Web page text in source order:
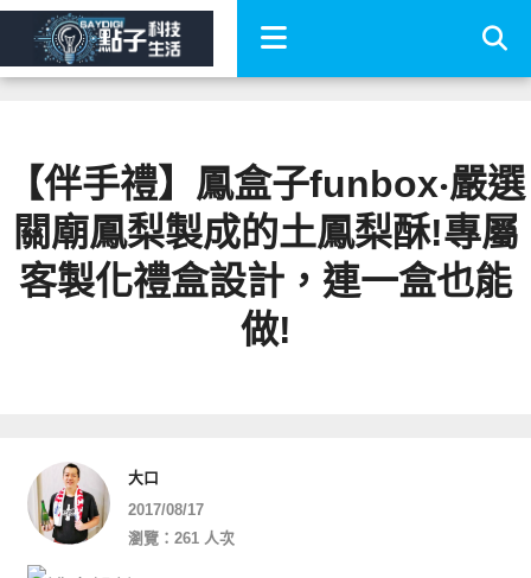
【伴手禮】鳳盒子funbox‧嚴選
關廟鳳梨製成的土鳳梨酥!專屬
客製化禮盒設計，連一盒也能
做!
大口
2017/08/17
瀏覽：261 人次